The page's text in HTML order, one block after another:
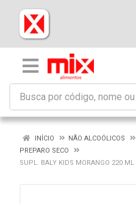
INÍCIO
NÃO ALCOÓLICOS
PREPARO SECO
SUPL. BALY KIDS MORANGO 220 ML